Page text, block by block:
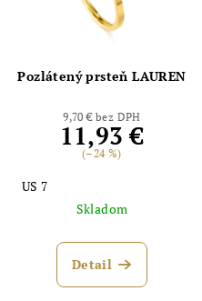
Pozlátený prsteň LAUREN
9,70 € bez DPH
11,93 €
(–24 %)
US 7
Skladom
Detail